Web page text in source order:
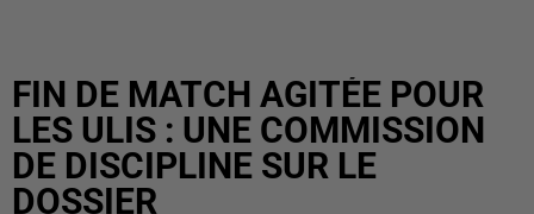
FIN DE MATCH AGITÉE POUR
LES ULIS : UNE COMMISSION
DE DISCIPLINE SUR LE
DOSSIER